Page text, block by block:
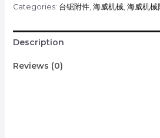
Categories: 台锯附件, 海威机械, 海威机械
Description
Reviews (0)